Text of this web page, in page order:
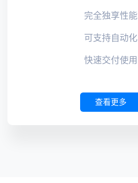
完全独享性能
可支持自动化
快速交付使用
查看更多